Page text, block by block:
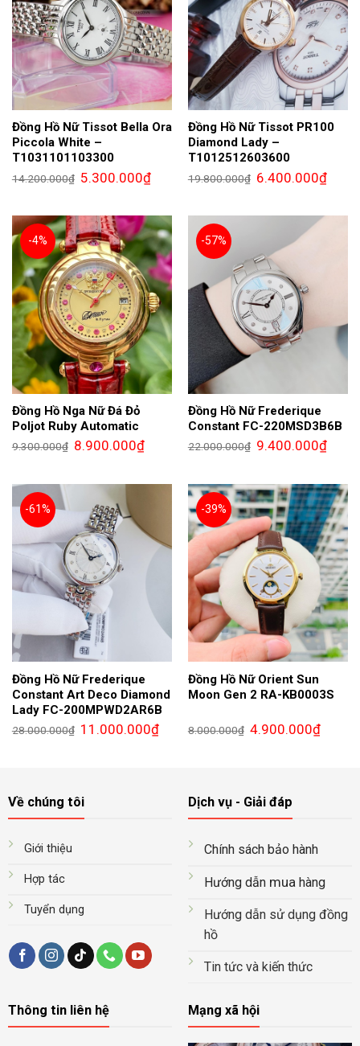
Đồng Hồ Nữ Tissot Bella Ora
Piccola White –
T1031101103300
14.200.000₫ Giá
gốc
5.300.000₫Giá
hiện
5.300.000₫.
Đồng Hồ Nữ Tissot PR100
Diamond Lady –
T1012512603600
19.800.000₫ Giá
gốc
6.400.000₫Giá
hiện
-4%
Đồng Hồ Nga Nữ Đá Đỏ
Poljot Ruby Automatic
9.300.000₫ Giá
gốc
8.900.000₫Giá
hiện
8.900.000₫.
-57%
Đồng Hồ Nữ Frederique
Constant FC-220MSD3B6B
22.000.000₫ Giá
gốc
9.400.000₫Giá
hiện
-61%
Đồng Hồ Nữ Frederique
Constant Art Deco Diamond
Lady FC-200MPWD2AR6B
28.000.000₫ Giá
gốc
11.000.000₫Giá
hiện
-39%
Đồng Hồ Nữ Orient Sun
Moon Gen 2 RA-KB0003S
8.000.000₫ Giá
gốc
4.900.000₫Giá
hiện
Về chúng tôi
Giới thiệu
Hợp tác
Tuyển dụng
Dịch vụ - Giải đáp
Chính sách bảo hành
Hướng dẫn muahàng
Hướng dẫn sử dụng đồng
hồ
Tin tức và kiến thức
Thông tin liên hệ Mạng xã hội